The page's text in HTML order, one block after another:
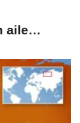
aile